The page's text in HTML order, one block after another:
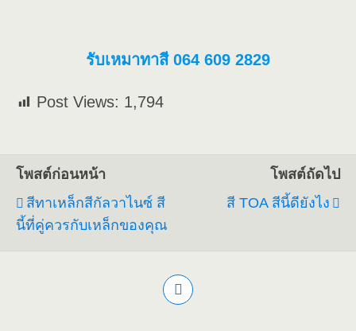
รับเหมาทาสี 064 609 2829
Post Views: 1,794
โพสต์ก่อนหน้า
สีทาเหล็กสีกัลวาไนซ์ สี
นี้ที่คู่ควรกับเหล็กของคุณ
โพสต์ถัดไป
สี TOA สีนี้ดียังไง